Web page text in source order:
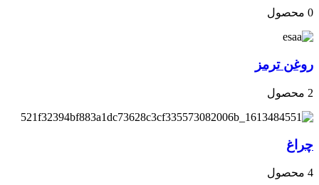
0 محصول
روغن ترمز
2 محصول
چراغ
4 محصول